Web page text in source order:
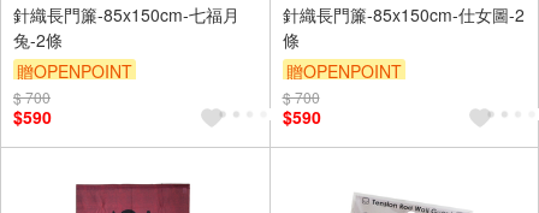
針織長門簾-85x150cm-七福月
兔-2條
贈OPENPOINT
$ 700
$590
針織長門簾-85x150cm-仕女圖-2
條
贈OPENPOINT
$ 700
$590